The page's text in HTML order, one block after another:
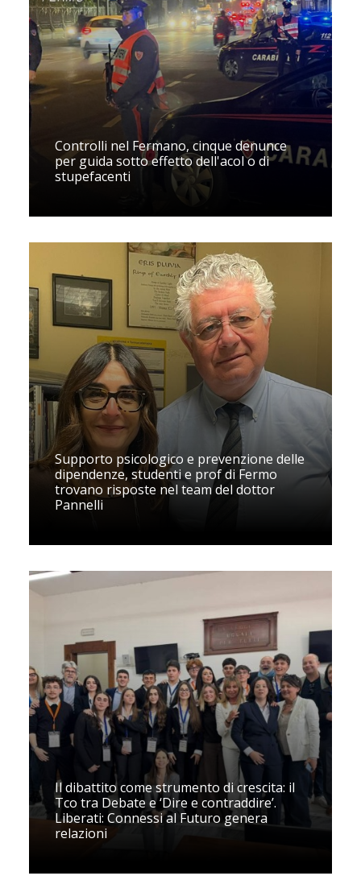
Controlli nel Fermano, cinque denunce
per guida sotto effetto dell'acol o di
stupefacenti
Supporto psicologico e prevenzione delle
dipendenze, studenti e prof di Fermo
trovano risposte nel team del dottor
Pannelli
Il dibattito come strumento di crescita: il
Tco tra Debate e ‘Dire e contraddire’.
Liberati: Connessi al Futuro genera
relazioni